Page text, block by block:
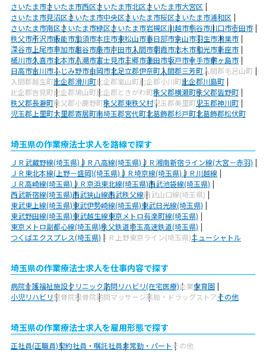
さいたま市さいたま市西区さいたま市北区さいたま市大宮区
さいたま市見沼区さいたま市中央区さいたま市桜区さいたま市浦和区
さいたま市南区さいたま市緑区さいたま市岩槻区川越市熊谷市川口市行田市
秩父市所沢市飯能市加須市本庄市東松山市春日部市狭山市羽生市鴻巣市
深谷市 上尾市草加市越谷市蕨市戸田市入間市朝霞市志木市和光市新座市
桶川市久喜市北本市八潮市富士見市三郷市蓮田市坂戸市幸手市鶴ヶ島市
日高市吉川市ふじみ野市白岡市北足立郡伊奈町入間郡三芳町入間郡毛呂山町
入間郡越生町比企郡滑川町比企郡嵐山町比企郡小川町比企郡川島町
比企郡吉見町比企郡鳩山町比企郡ときがわ町秩父郡横瀬町秩父郡皆野町
秩父郡長瀞町秩父郡小鹿野町秩父郡東秩父村児玉郡美里町児玉郡神川町
児玉郡上里町大里郡寄居町南埼玉郡宮代町北葛飾郡杉戸町北葛飾郡松伏町
埼玉県の作業療法士求人を路線で探す
ＪＲ武蔵野線(埼玉県)ＪＲ八高線(埼玉県)ＪＲ湘南新宿ライン線(大宮－赤羽)
ＪＲ東北本線(上野－盛岡)(埼玉県)ＪＲ埼京線(埼玉県)ＪＲ川越線
ＪＲ高崎線(埼玉県)ＪＲ京浜東北線(埼玉県)西武池袋線(埼玉県)
西武新宿線(埼玉県)西武狭山線西武秩父線西武山口線(埼玉県)
東武東上線(埼玉県)東武伊勢崎線(埼玉県)東武日光線(埼玉県)
東武野田線(埼玉県)東武越生線東京メトロ有楽町線(埼玉県)
東京メトロ副都心線(埼玉県)秩父鉄道埼玉高速鉄道(埼玉県)
つくばエクスプレス(埼玉県) ＪＲ上野東京ライン(埼玉県)ニューシャトル
埼玉県の作業療法士求人を仕事内容で探す
病院介護福祉施設クリニック訪問リハビリ(在宅医療)企業保育園
小児リハビリ整骨院接骨院訪問マッサージ薬局・ドラッグストアその他
埼玉県の作業療法士求人を雇用形態で探す
正社員(正職員)契約社員・嘱託社員非常勤・パートその他